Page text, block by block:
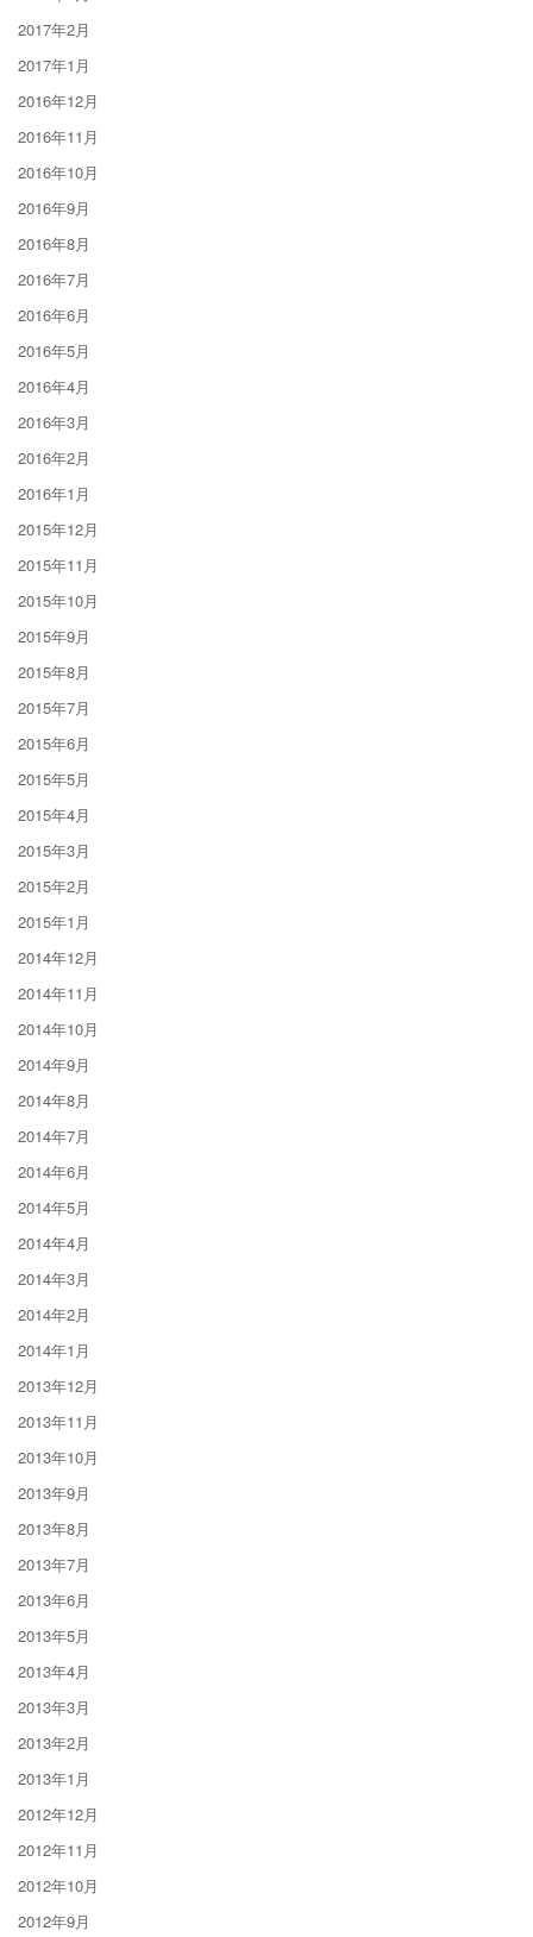
2017年2月
2017年1月
2016年12月
2016年11月
2016年10月
2016年9月
2016年8月
2016年7月
2016年6月
2016年5月
2016年4月
2016年3月
2016年2月
2016年1月
2015年12月
2015年11月
2015年10月
2015年9月
2015年8月
2015年7月
2015年6月
2015年5月
2015年4月
2015年3月
2015年2月
2015年1月
2014年12月
2014年11月
2014年10月
2014年9月
2014年8月
2014年7月
2014年6月
2014年5月
2014年4月
2014年3月
2014年2月
2014年1月
2013年12月
2013年11月
2013年10月
2013年9月
2013年8月
2013年7月
2013年6月
2013年5月
2013年4月
2013年3月
2013年2月
2013年1月
2012年12月
2012年11月
2012年10月
2012年9月